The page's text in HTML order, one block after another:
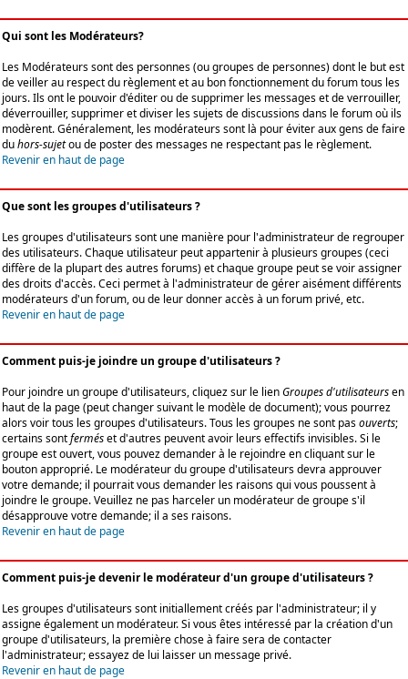
Qui sont les Modérateurs?
Les Modérateurs sont des personnes (ou groupes de personnes) dont le but est
de veiller au respect du règlement et au bon fonctionnement du forum tous les
jours. Ils ont le pouvoir d'éditer ou de supprimer les messages et de verrouiller,
déverrouiller, supprimer et diviser les sujets de discussions dans le forum où ils
modèrent. Généralement, les modérateurs sont là pour éviter aux gens de faire
duhors-sujetou de poster des messages ne respectant pas le règlement.
Revenir en haut de page
Que sont les groupes d'utilisateurs ?
Les groupes d'utilisateurs sont une manière pour l'administrateur de regrouper
des utilisateurs. Chaque utilisateur peut appartenir à plusieurs groupes (ceci
diffère de la plupart des autres forums) et chaque groupe peut se voir assigner
des droits d'accès. Ceci permet à l'administrateur de gérer aisément différents
modérateurs d'un forum, ou de leur donner accès à un forum privé, etc.
Revenir en haut de page
Comment puis-je joindre un groupe d'utilisateurs ?
Pour joindre un groupe d'utilisateurs, cliquez sur le lienGroupes d'utilisateursen
haut de la page (peut changer suivant le modèle de document); vous pourrez
alors voir tous les groupes d'utilisateurs. Tous les groupes ne sont pasouverts;
certains sontferméset d'autres peuvent avoir leurs effectifs invisibles. Si le
groupe est ouvert, vous pouvez demander à le rejoindre en cliquant sur le
bouton approprié. Le modérateur du groupe d'utilisateurs devra approuver
votre demande; il pourrait vous demander les raisons qui vous poussent à
joindre le groupe. Veuillez ne pas harceler un modérateur de groupe s'il
désapprouve votre demande; il a ses raisons.
Revenir en haut de page
Comment puis-je devenir le modérateur d'un groupe d'utilisateurs ?
Les groupes d'utilisateurs sont initiallement créés par l'administrateur; il y
assigne également un modérateur. Si vous êtes intéressé par la création d'un
groupe d'utilisateurs, la première chose à faire sera de contacter
l'administrateur; essayez de lui laisser un message privé.
Revenir en haut de page